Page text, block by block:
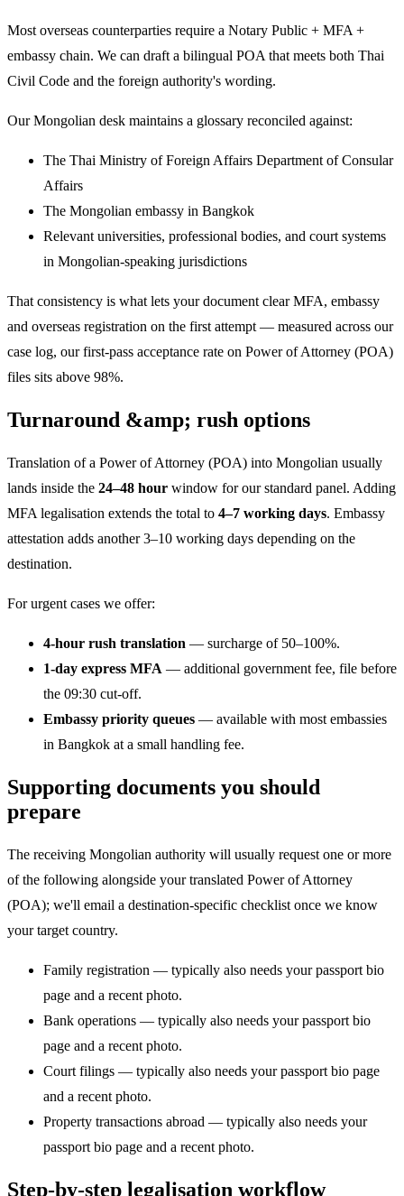
Most overseas counterparties require a Notary Public + MFA +
embassy chain. We can draft a bilingual POA that meets both Thai
Civil Code and the foreign authority's wording.
Our Mongolian desk maintains a glossary reconciled against:
The Thai Ministry of Foreign Affairs Department of Consular
Affairs
The Mongolian embassy in Bangkok
Relevant universities, professional bodies, and court systems
in Mongolian-speaking jurisdictions
That consistency is what lets your document clear MFA, embassy
and overseas registration on the first attempt — measured across our
case log, our first-pass acceptance rate on Power of Attorney (POA)
files sits above 98%.
Turnaround &amp; rush options
Translation of a Power of Attorney (POA) into Mongolian usually
lands inside the 24–48 hour window for our standard panel. Adding
MFA legalisation extends the total to 4–7 working days. Embassy
attestation adds another 3–10 working days depending on the
destination.
For urgent cases we offer:
4-hour rush translation — surcharge of 50–100%.
1-day express MFA — additional government fee, file before
the 09:30 cut-off.
Embassy priority queues — available with most embassies
in Bangkok at a small handling fee.
Supporting documents you should
prepare
The receiving Mongolian authority will usually request one or more
of the following alongside your translated Power of Attorney
(POA); we'll email a destination-specific checklist once we know
your target country.
Family registration — typically also needs your passport bio
page and a recent photo.
Bank operations — typically also needs your passport bio
page and a recent photo.
Court filings — typically also needs your passport bio page
and a recent photo.
Property transactions abroad — typically also needs your
passport bio page and a recent photo.
Step-by-step legalisation workflow